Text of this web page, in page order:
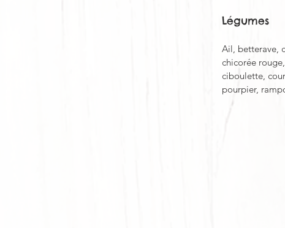
Légumes
Ail, betterave,
chicorée
ciboulette,
pourpier,